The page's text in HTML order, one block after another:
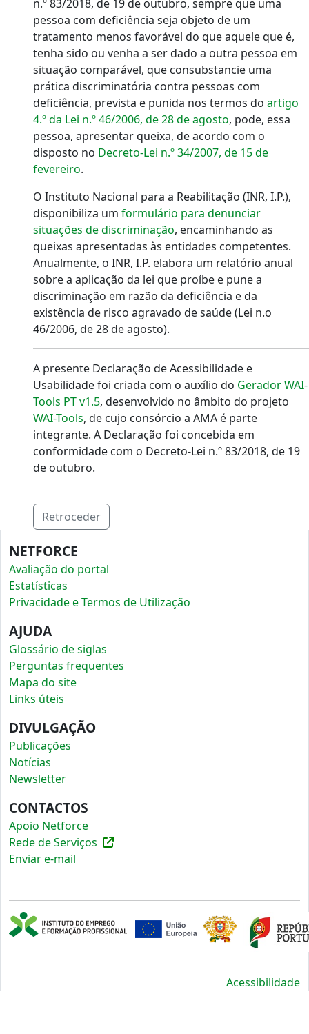
n.º 83/2018, de 19 de outubro, sempre que uma
pessoa com deficiência seja objeto de um
tratamento menos favorável do que aquele que é,
tenha sido ou venha a ser dado a outra pessoa em
situação comparável, que consubstancie uma
prática discriminatória contra pessoas com
deficiência, prevista e punida nos termos do artigo
4.º da Lei n.º 46/2006, de 28 de agosto, pode, essa
pessoa, apresentar queixa, de acordo com o
disposto no Decreto-Lei n.º 34/2007, de 15 de
fevereiro.
O Instituto Nacional para a Reabilitação (INR, I.P.),
disponibiliza um formulário para denunciar
situações de discriminação, encaminhando as
queixas apresentadas às entidades competentes.
Anualmente, o INR, I.P. elabora um relatório anual
sobre a aplicação da lei que proíbe e pune a
discriminação em razão da deficiência e da
existência de risco agravado de saúde (Lei n.o
46/2006, de 28 de agosto).
A presente Declaração de Acessibilidade e
Usabilidade foi criada com o auxílio do Gerador WAI-
Tools PT v1.5, desenvolvido no âmbito do projeto
WAI-Tools, de cujo consórcio a AMA é parte
integrante. A Declaração foi concebida em
conformidade com o Decreto-Lei n.º 83/2018, de 19
de outubro.
Retroceder
NETFORCE
Avaliação do portal
Estatísticas
Privacidade e Termos de Utilização
AJUDA
Glossário de siglas
Perguntas frequentes
Mapa do site
Links úteis
DIVULGAÇÃO
Publicações
Notícias
Newsletter
CONTACTOS
Apoio Netforce
Rede de Serviços
Enviar e-mail
Acessibilidade